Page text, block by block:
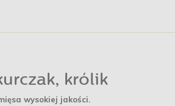
królik
wysokiej jakości.